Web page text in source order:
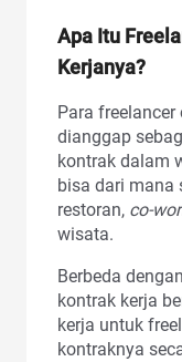
Apa Itu
Kerjanya?
Para
dianggap
kontrak dalam
bisa dari mana
restoran, co-
wisata.
Berbeda
kontrak kerja
kerja untuk
kontraknya